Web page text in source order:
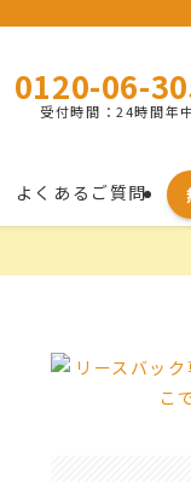
よくあるご質問
0120-06-
受付時間：24時間年